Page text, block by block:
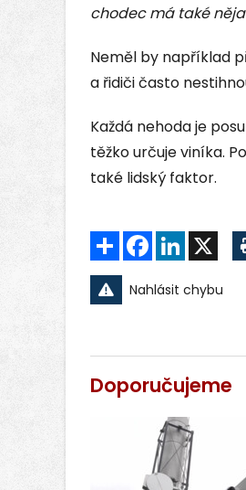
chodec má také
Neměl by například
a řidiči často
Každá nehoda je
těžko určuje viníka.
také lidský faktor.
Sdílet FacebookLinkedIn
Nahlásit chybu
Doporučujeme